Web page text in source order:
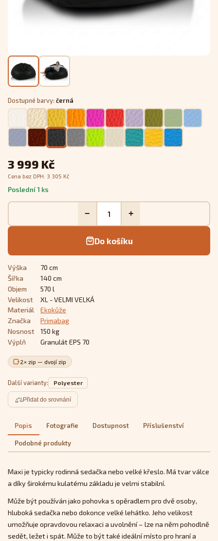
Výška
70 cm
Šířka
140 cm
Objem
570 l
Velikost
XL - VELMI VELKÁ
Materiál
Ekokůže
Značka
Primabag
Nosnost
150 kg
Výplň
Granulát EPS 70
2× zip — dvojí zip
Dostupné barvy: černá
Další varianty: Polyester
3 999 Kč
Cena bez DPH: 3 305 Kč
Poslední 1 ks
− +
Do košíku
Přidat do srovnání
Popis Fotografie Dostupnost Příslušenství
Podobné produkty
Maxi je typicky rodinná sedačka nebo velké křeslo. Má tvar válce
a díky širokému kulatému základu je velmi stabilní.
Může být používán jako pohovka s opěradlem pro dvě osoby,
hluboká sedačka nebo dokonce velké lehátko. Jeho velikost
umožňuje opravdovou relaxaci a uvolnění – lze na něm pohodlně
sedět, ležet i spát. Může to být také ideální místo pro hraní a